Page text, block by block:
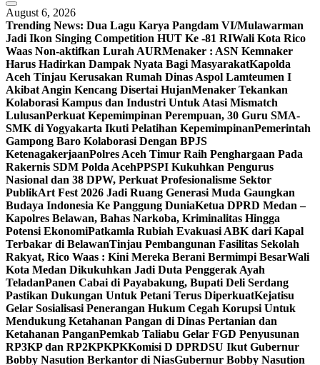
August 6, 2026
Trending News: Dua Lagu Karya Pangdam VI/Mulawarman
Jadi Ikon Singing Competition HUT Ke -81 RIWali Kota Rico
Waas Non-aktifkan Lurah AURMenaker : ASN Kemnaker
Harus Hadirkan Dampak Nyata Bagi MasyarakatKapolda
Aceh Tinjau Kerusakan Rumah Dinas Aspol Lamteumen I
Akibat Angin Kencang Disertai HujanMenaker Tekankan
Kolaborasi Kampus dan Industri Untuk Atasi Mismatch
LulusanPerkuat Kepemimpinan Perempuan, 30 Guru SMA-
SMK di Yogyakarta Ikuti Pelatihan KepemimpinanPemerintah
Gampong Baro Kolaborasi Dengan BPJS
KetenagakerjaanPolres Aceh Timur Raih Penghargaan Pada
Rakernis SDM Polda AcehPPSPI Kukuhkan Pengurus
Nasional dan 38 DPW, Perkuat Profesionalisme Sektor
PublikArt Fest 2026 Jadi Ruang Generasi Muda Gaungkan
Budaya Indonesia Ke Panggung DuniaKetua DPRD Medan –
Kapolres Belawan, Bahas Narkoba, Kriminalitas Hingga
Potensi EkonomiPatkamla Rubiah Evakuasi ABK dari Kapal
Terbakar di BelawanTinjau Pembangunan Fasilitas Sekolah
Rakyat, Rico Waas : Kini Mereka Berani Bermimpi BesarWali
Kota Medan Dikukuhkan Jadi Duta Penggerak Ayah
TeladanPanen Cabai di Payabakung, Bupati Deli Serdang
Pastikan Dukungan Untuk Petani Terus DiperkuatKejatisu
Gelar Sosialisasi Penerangan Hukum Cegah Korupsi Untuk
Mendukung Ketahanan Pangan di Dinas Pertanian dan
Ketahanan PanganPemkab Taliabu Gelar FGD Penyusunan
RP3KP dan RP2KPKPKKomisi D DPRDSU Ikut Gubernur
Bobby Nasution Berkantor di NiasGubernur Bobby Nasution